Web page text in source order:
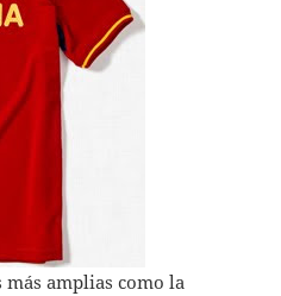
más amplias como la